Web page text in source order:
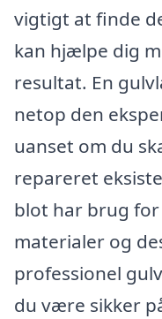
vigtigt at finde
kan hjælpe dig
resultat. En
netop den
uanset om du
repareret
blot har brug
materialer og
professionel
du være sikker